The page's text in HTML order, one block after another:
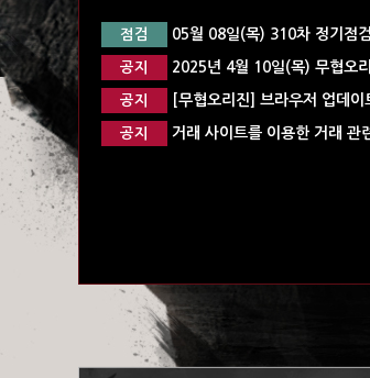
점검 05월 08일(목) 310차 정기점
공지 2025년 4월 10일(목) 무협오
공지 [무협오리진] 브라우저 업데
공지 거래 사이트를 이용한 거래 관